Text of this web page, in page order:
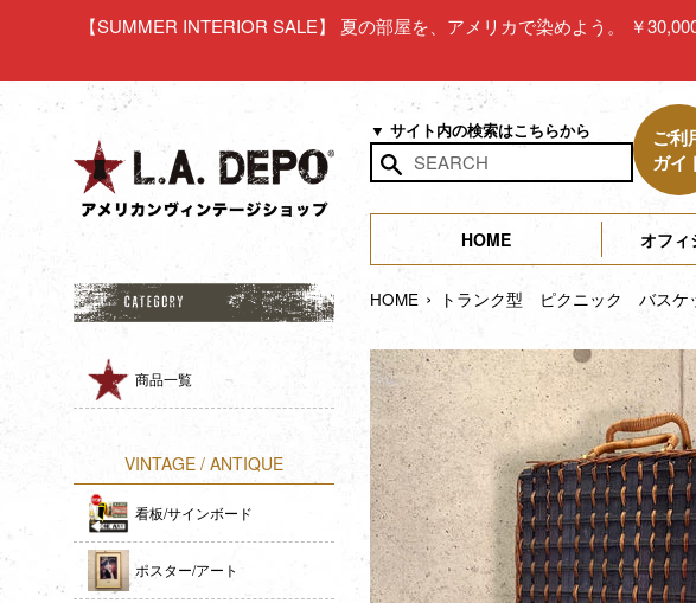
【SUMMER INTERIOR SALE】 夏の部屋を、アメリカで染めよう。 ￥
▼ サイト内の検索はこちらから
検
索
る
ご利
ガイ
HOME オフィ
商品一覧
VINTAGE / ANTIQUE
看板/サインボード
ポスター/アート
HOME › トランク型 ピクニック バス